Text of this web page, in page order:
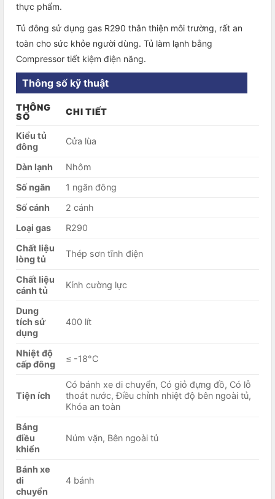
thực phẩm.
Tủ đông sử dụng gas R290 thân thiện môi trường, rất an
toàn cho sức khỏe người dùng. Tủ làm lạnh bằng
Compressor tiết kiệm điện năng.
Thông số kỹ thuật
THÔNG
SỐ
CHI TIẾT
Kiểu tủ
đông
Cửa lùa
Dàn lạnh
Nhôm
Số ngăn
1 ngăn đông
Số cánh
2 cánh
Loại gas
R290
Chất liệu
lòng tủ
Thép sơn tĩnh điện
Chất liệu
cánh tủ
Kính cường lực
Dung
tích sử
dụng
400 lít
Nhiệt độ
cấp đông
≤ -18°C
Tiện ích
Có bánh xe di chuyển, Có giỏ đựng đồ, Có lỗ
thoát nước, Điều chỉnh nhiệt độ bên ngoài tủ,
Khóa an toàn
Bảng
điều
khiển
Núm vặn, Bên ngoài tủ
Bánh xe
di
chuyển
4 bánh